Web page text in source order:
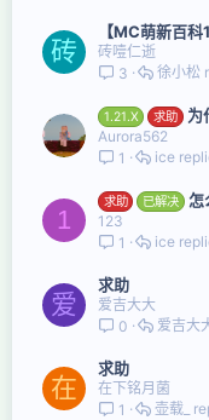
砖
【MC萌新百
砖噎仁逝
3
徐小松
1.21.X 求助 为
Aurora562
1
ice
1
求助 已解决 怎
123
1
ice
爱
求助
爱吉大大
0
爱吉大
在
求助
在下铭月菌
1
壶载_